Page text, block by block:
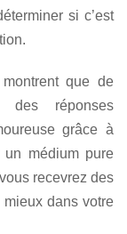
si c’est
que de
des réponses
grâce à
un médium pure
recevrez des
dans votre